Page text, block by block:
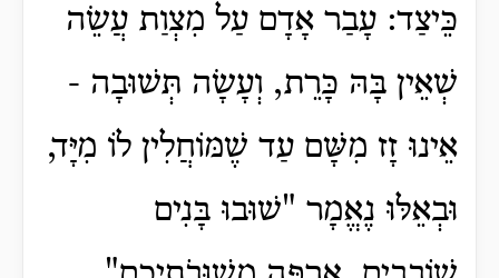
כֵּיצַד: עָבַר אָדָם עַל מִצְוַת עֲשֵׂה
שְׁאֵין בָּהּ כָּרֵת, וְעָשָׂה תְּשׁוּבָה -
אֵינוּ זָז מִשָּׁם עַד שֶׁמּוֹחֲלִין לוֹ מִיָּד,
וּבְאֵלּוּ נֶאֱמָר "שׁוּבוּ בָּנִים